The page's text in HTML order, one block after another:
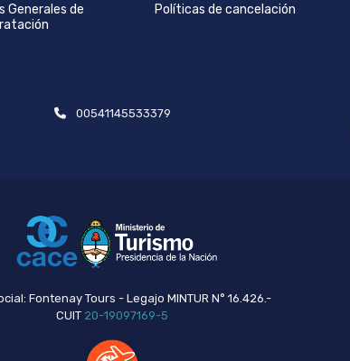
Generales de
Políticas de cancelación
00541145533379
Fontenay Tours - Legajo MINTUR N° 16.426.-
CUIT 20-19097169-5